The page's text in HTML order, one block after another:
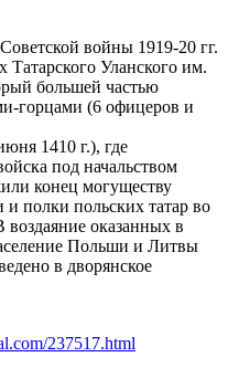
войны 1919-20 гг.
Татарского Уланского им.
большей частью
горцами (6 офицеров и
1410 г.), где
под начальством
конец могуществу
и полки польских татар во
оказанных в
Польши и Литвы
в дворянское
237517.html